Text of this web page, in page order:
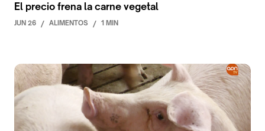
El precio frena la carne vegetal
JUN 26 / ALIMENTOS / 1 MIN